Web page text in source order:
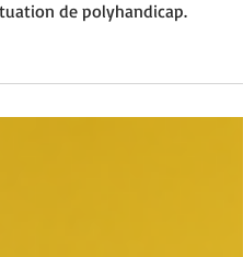
des dés accessible aux
de polyhandicap.